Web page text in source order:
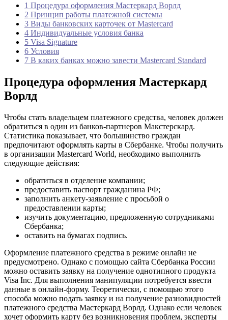
1 Процедура оформления Мастеркард Ворлд
2 Принцип работы платежной системы
3 Виды банковских карточек от Mastercard
4 Индивидуальные условия банка
5 Visa Signature
6 Условия
7 В каких банках можно завести Mastercard Standard
Процедура оформления Мастеркард
Ворлд
Чтобы стать владельцем платежного средства, человек должен
обратиться в один из банков-партнеров Макстерскард.
Статистика показывает, что большинство граждан
предпочитают оформлять карты в Сбербанке. Чтобы получить
в организации Mastercard World, необходимо выполнить
следующие действия:
обратиться в отделение компании;
предоставить паспорт гражданина РФ;
заполнить анкету-заявление с просьбой о
предоставлении карты;
изучить документацию, предложенную сотрудниками
Сбербанка;
оставить на бумагах подпись.
Оформление платежного средства в режиме онлайн не
предусмотрено. Однако с помощью сайта Сбербанка России
можно оставить заявку на получение однотипного продукта
Visa Inc. Для выполнения манипуляции потребуется ввести
данные в онлайн-форму. Теоретически, с помощью этого
способа можно подать заявку и на получение разновидностей
платежного средства Мастеркард Ворлд. Однако если человек
хочет оформить карту без возникновения проблем, эксперты